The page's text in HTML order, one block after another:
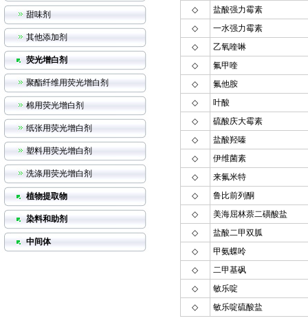
甜味剂
其他添加剂
荧光增白剂
聚酯纤维用荧光增白剂
棉用荧光增白剂
纸张用荧光增白剂
塑料用荧光增白剂
洗涤用荧光增白剂
植物提取物
染料和助剂
中间体
◇
盐酸强力霉素
◇
一水强力霉素
◇
乙氧喹啉
◇
氟甲喹
◇
氟他胺
◇
叶酸
◇
硫酸庆大霉素
◇
盐酸羟嗪
◇
伊维菌素
◇
来氟米特
◇
鲁比前列酮
◇
美海屈林萘二磺酸盐
◇
盐酸二甲双胍
◇
甲氨蝶呤
◇
二甲基砜
◇
敏乐啶
◇
敏乐啶硫酸盐